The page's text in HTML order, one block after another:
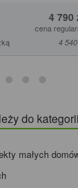
4 790
cena
4 540
do kategorii
małych